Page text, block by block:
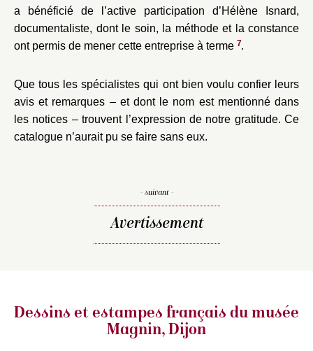
a bénéficié de l’active participation d’Hélène Isnard,
documentaliste, dont le soin, la méthode et la constance
ont permis de mener cette entreprise à terme 7.
Que tous les spécialistes qui ont bien voulu confier leurs
avis et remarques – et dont le nom est mentionné dans
les notices – trouvent l’expression de notre gratitude. Ce
catalogue n’aurait pu se faire sans eux.
- suivant -
Avertissement
Dessins et estampes français du musée
Magnin, Dijon